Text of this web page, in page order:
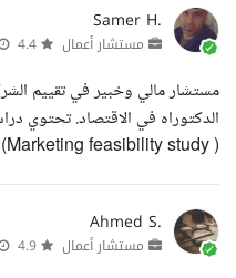
Samer H.
مستشار أعمال
مستشار مالي وخبير في تقييم
الدكتوراه في الاقتصاد. تحتوي
( Marketing feasibility study) دراس...
Ahmed S.
مستشار أعمال